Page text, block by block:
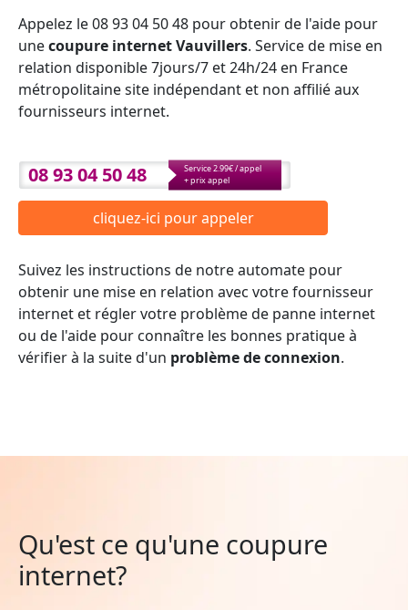
Appelez le 08 93 04 50 48 pour obtenir de l'aide pour
unecoupure internet Vauvillers. Service de mise en
relation disponible 7jours/7 et 24h/24 en France
métropolitaine site indépendant et non affilié aux
fournisseurs internet.
08 93 04 50 48
Service 2.99€ / appel
+ prix appel
cliquez-ici pour appeler
Suivez les instructions de notre automate pour
obtenir une mise en relation avec votre fournisseur
internet et régler votre problème de panne internet
ou de l'aide pour connaître les bonnes pratique à
vérifier à la suite d'un problème de connexion.
Qu'est ce qu'une coupure
internet?